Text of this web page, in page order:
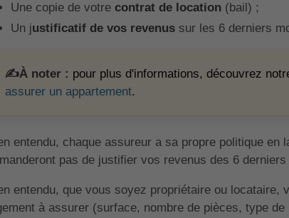
Une copie de votre contrat de location(bail) ;
Un justificatif de vos revenussur les 6 derniers
✍️À noter : pour plus d'informations, découvrez
assurer un appartement.
entendu, chaque assureur a sa propre politique en
pas de justifier vos revenus des 6 derniers
entendu, que vous soyez propriétaire ou locataire,
à assurer (surface, nombre de pièces, type